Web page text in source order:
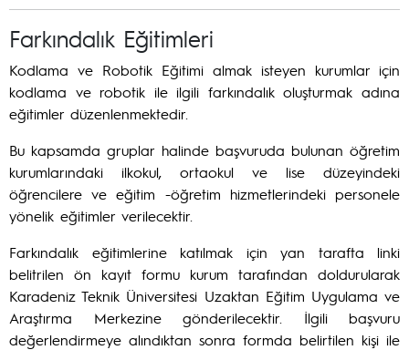
Farkındalık Eğitimleri
Kodlama ve Robotik Eğitimi almak isteyen kurumlar için
kodlama ve robotik ile ilgili farkındalık oluşturmak adına
eğitimler düzenlenmektedir.
Bu kapsamda gruplar halinde başvuruda bulunan öğretim
kurumlarındaki ilkokul, ortaokul ve lise düzeyindeki
öğrencilere ve eğitim -öğretim hizmetlerindeki personele
yönelik eğitimler verilecektir.
Farkındalık eğitimlerine katılmak için yan tarafta linki
belitrilen ön kayıt formu kurum tarafından doldurularak
Karadeniz Teknik Üniversitesi Uzaktan Eğitim Uygulama ve
Araştırma Merkezine gönderilecektir. İlgili başvuru
değerlendirmeye alındıktan sonra formda belirtilen kişi ile